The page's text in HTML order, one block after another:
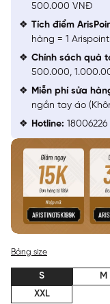
Bảng size
S M
XXL
500.000 VNĐ
Tích điểm
hàng = 1
Chính sách quà
500.000,
Miễn phí sửa
ngắn tay áo
Hotline: